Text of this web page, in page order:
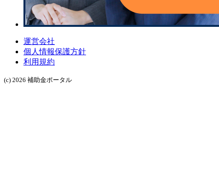
運営会社
個人情報保護方針
利用規約
(c) 2026 補助金ポータル